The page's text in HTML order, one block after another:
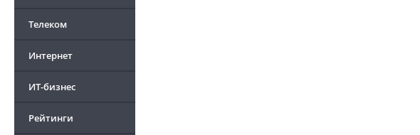
Телеком
Интернет
ИТ-бизнес
Рейтинги